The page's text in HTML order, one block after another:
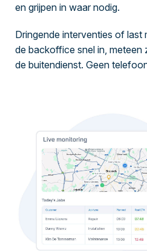
en grijpen in waar nodig.
Dringende interventies of last
de backoffice snel in, meteen
de buitendienst. Geen